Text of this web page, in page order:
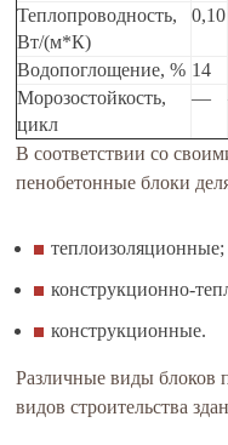
Теплопроводность,
Вт/(м*К)
0,10
Водопоглощение, % 14
Морозостойкость,
цикл
—
В соответствии со
пенобетонные блоки
теплоизоляционные;
конструкционно-
конструкционные.
Различные виды блоков
видов строительства